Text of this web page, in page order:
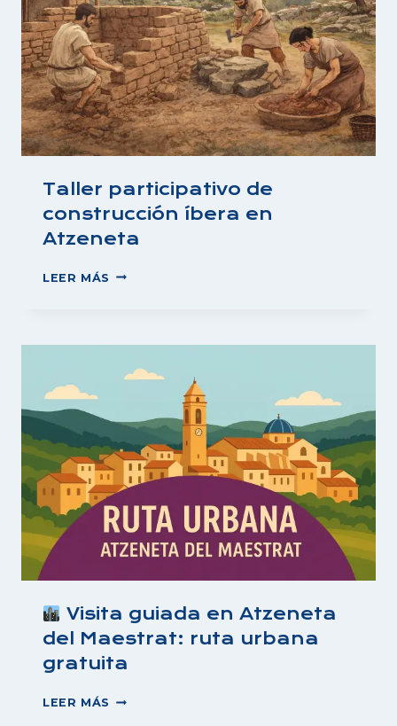
Taller participativo de
construcción íbera en
Atzeneta
LEER MÁS TALLER
ÍBERA
ATZENETA
Visita guiada en Atzeneta
del Maestrat: ruta urbana
gratuita
LEER MÁS